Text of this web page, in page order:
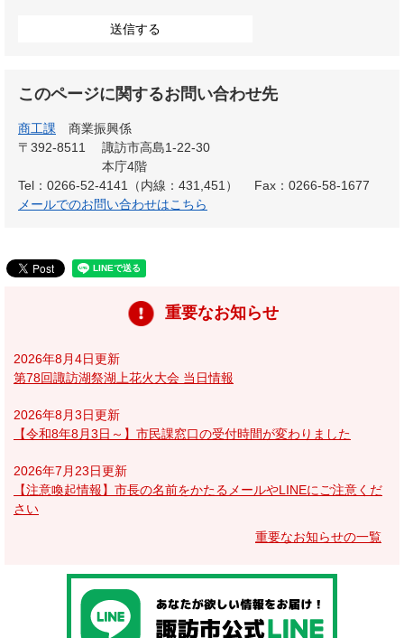
このページに関するお問い合わせ先
商工課
商業振興係
〒392-8511
諏訪市高島1-22-30
本庁4階
Tel：0266-52-4141（内線：431,451）
Fax：0266-58-1677
メールでのお問い合わせはこちら
重要なお知らせ
2026年8月4日更新
第78回諏訪湖祭湖上花火大会 当日情報
2026年8月3日更新
【令和8年8月3日～】市民課窓口の受付時間が変わりました
2026年7月23日更新
【注意喚起情報】市長の名前をかたるメールやLINEにご注意くだ
さい
重要なお知らせの一覧